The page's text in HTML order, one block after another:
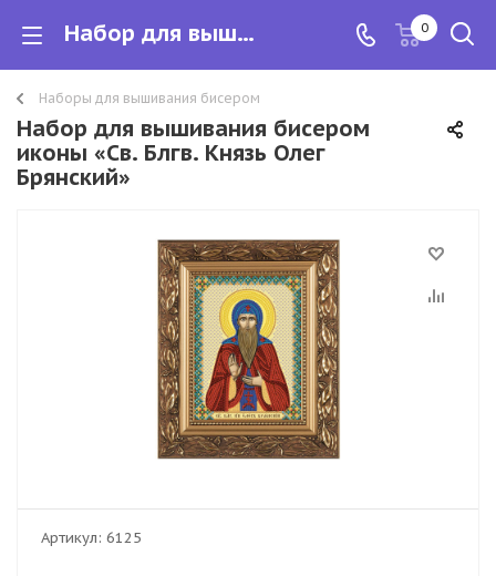
Набор для вышивания бисером иконы «Св. Блгв. Князь Олег Брянский» 0
Наборы для вышивания бисером
Набор для вышивания бисером
иконы «Св. Блгв. Князь Олег
Брянский»
Артикул: 6125